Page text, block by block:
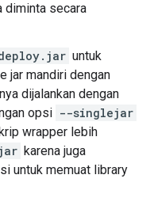
diminta secara
untuk
jar mandiri dengan
dijalankan dengan
opsi --singlejar
wrapper lebih
karena juga
untuk memuat library